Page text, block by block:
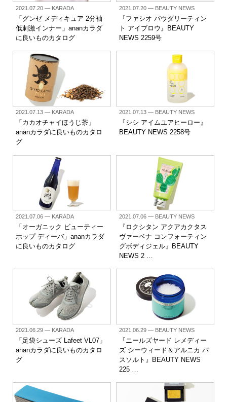
2021.07.20— KARADA
「グンゼ メディキュア 2分袖
低刺激インナー」ananカラダ
に良いものカタログ
2021.07.20— BEAUTY NEWS
『ファシオ パウダリーティン
ト アイブロウ』BEAUTY
NEWS 2259号
2021.07.13— KARADA
「カカオチャイほうじ茶」
ananカラダに良いものカタロ
グ
2021.07.13— BEAUTY NEWS
『シシ アイムユアヒーロー』
BEAUTY NEWS 2258号
2021.07.06— KARADA
「オーガニック ビューティー
ホップ ディーバ」ananカラダ
に良いものカタログ
2021.07.06— BEAUTY NEWS
『ロクシタン アクアカクタス
ヴァーベナ コンフォーティン
グボディジェル』BEAUTY
NEWS 2 …
2021.06.29— KARADA
「足袋シューズ Lafeet VL07」
ananカラダに良いものカタロ
グ
2021.06.29— BEAUTY NEWS
『ニールズヤード レメディー
ズ シーウィード＆アルニカ バ
スソルト』BEAUTY NEWS
225 …